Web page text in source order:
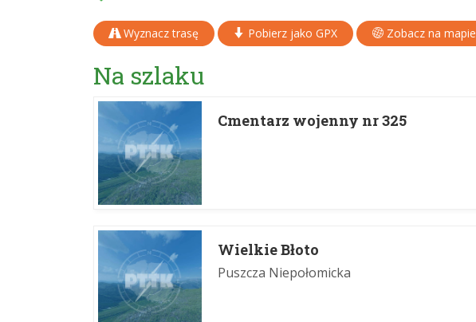
Wyznacz trasę Pobierz jako GPX Zobacz na mapie
Na szlaku
Cmentarz wojenny nr 325
Wielkie Błoto
Puszcza Niepołomicka